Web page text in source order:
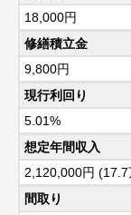
18,000円
修繕積立金
9,800円
現行利回り
5.01%
想定年間収入
2,120,000円 (17.7
間取り